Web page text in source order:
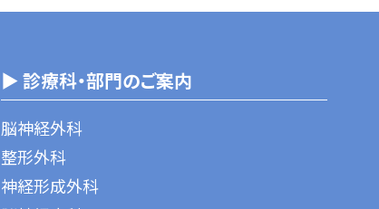
▶ 診療科・部門のご案内
脳神経外科
整形外科
神経形成外科